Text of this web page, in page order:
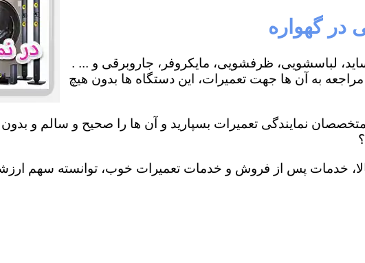
در گهواره
لباسشویی، ظرفشویی، مایکروفر، جاروبرقی و ... .
به آن ها جهت تعمیرات، این دستگاه ها بدون هیچ
نمایندگی تعمیرات بسپارید و آن ها را صحیح و سالم و بدون
خدمات پس از فروش و خدمات تعمیرات خوب، توانسته سهم